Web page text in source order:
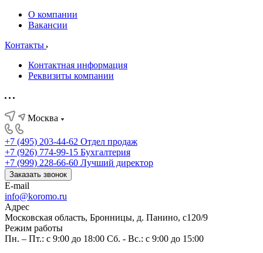
О компании
Вакансии
Контакты
Контактная информация
Реквизиты компании
Москва
+7 (495) 203-44-62 Отдел продаж
+7 (926) 774-99-15 Бухгалтерия
+7 (999) 228-66-60 Лучший директор
Заказать звонок
E-mail
info@koromo.ru
Адрес
Московская область, Бронницы, д. Панино, с120/9
Режим работы
Пн. – Пт.: с 9:00 до 18:00 Сб. - Вс.: с 9:00 до 15:00